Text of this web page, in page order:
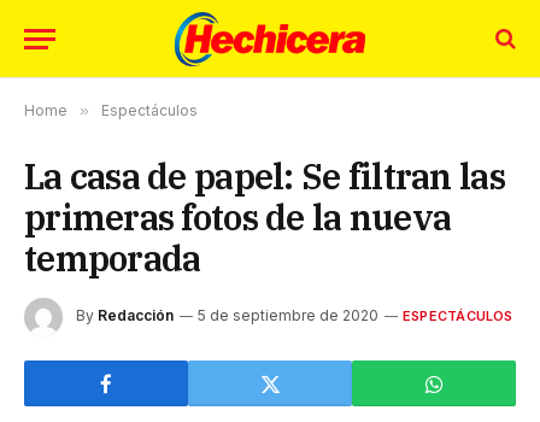
Home » Espectáculos
La casa de papel: Se filtran las
primeras fotos de la nueva
temporada
By Redacción 5 de septiembre de 2020 ESPECTÁCULOS